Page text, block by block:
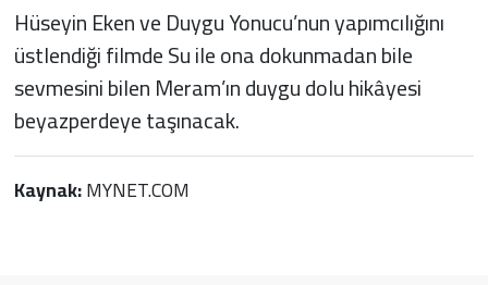
Hüseyin Eken ve Duygu Yonucu’nun yapımcılığını
üstlendiği filmde Su ile ona dokunmadan bile
sevmesini bilen Meram’ın duygu dolu hikâyesi
beyazperdeye taşınacak.
Kaynak:MYNET.COM